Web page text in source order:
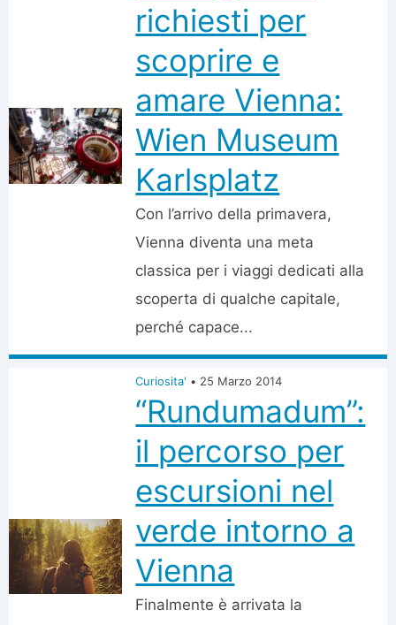
richiesti per
scoprire e
amare Vienna:
Wien Museum
Karlsplatz
Con l’arrivo della primavera,
Vienna diventa una meta
classica per i viaggi dedicati alla
scoperta di qualche capitale,
perché capace...
Curiosita' • 25 Marzo 2014
“Rundumadum”:
il percorso per
escursioni nel
verde intorno a
Vienna
Finalmente è arrivata la